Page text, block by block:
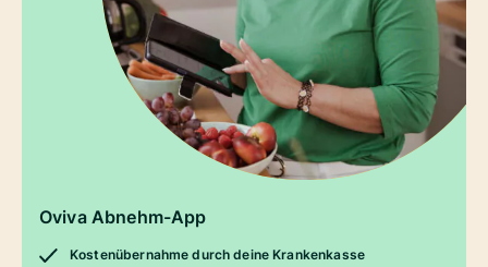
Oviva Abnehm-App
Kostenübernahme durch deine Krankenkasse